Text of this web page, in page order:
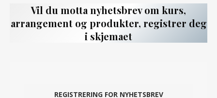
Vil du motta nyhetsbrev om kurs,
arrangement og produkter, registrer deg
i skjemaet